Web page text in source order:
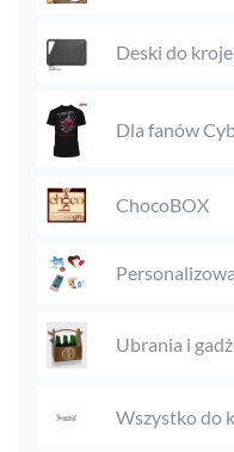
Deski do
Dla fanów
ChocoBOX
Ubrania i
Wszystko do